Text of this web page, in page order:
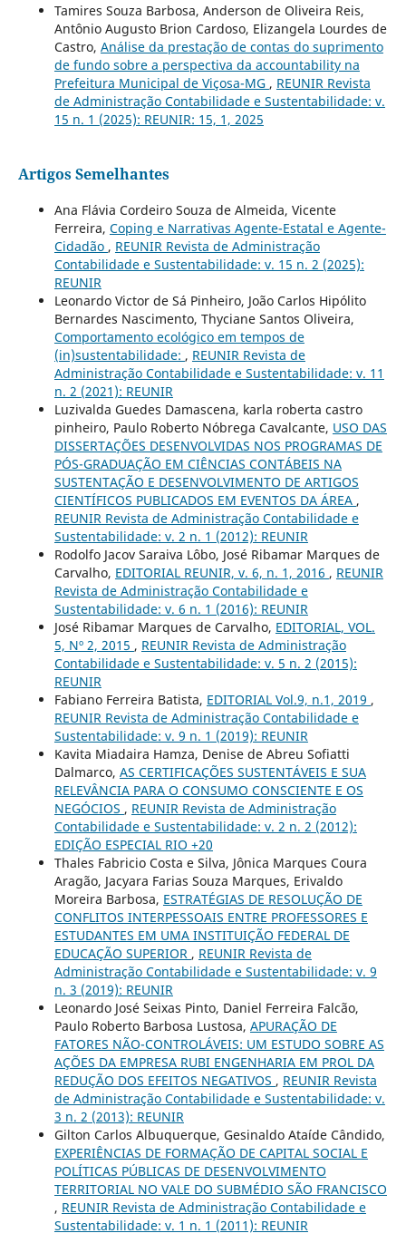
Tamires Souza Barbosa, Anderson de Oliveira Reis,
Antônio Augusto Brion Cardoso, Elizangela Lourdes de
Castro, Análise da prestação de contas do suprimento
de fundo sobre a perspectiva da accountability na
Prefeitura Municipal de Viçosa-MG , REUNIR Revista
de Administração Contabilidade e Sustentabilidade: v.
15 n. 1 (2025): REUNIR: 15, 1, 2025
Artigos Semelhantes
Ana Flávia Cordeiro Souza de Almeida, Vicente
Ferreira, Coping e Narrativas Agente-Estatal e Agente-
Cidadão , REUNIR Revista de Administração
Contabilidade e Sustentabilidade: v. 15 n. 2 (2025):
REUNIR
Leonardo Victor de Sá Pinheiro, João Carlos Hipólito
Bernardes Nascimento, Thyciane Santos Oliveira,
Comportamento ecológico em tempos de
(in)sustentabilidade: , REUNIR Revista de
Administração Contabilidade e Sustentabilidade: v. 11
n. 2 (2021): REUNIR
Luzivalda Guedes Damascena, karla roberta castro
pinheiro, Paulo Roberto Nóbrega Cavalcante, USO DAS
DISSERTAÇÕES DESENVOLVIDAS NOS PROGRAMAS DE
PÓS-GRADUAÇÃO EM CIÊNCIAS CONTÁBEIS NA
SUSTENTAÇÃO E DESENVOLVIMENTO DE ARTIGOS
CIENTÍFICOS PUBLICADOS EM EVENTOS DA ÁREA ,
REUNIR Revista de Administração Contabilidade e
Sustentabilidade: v. 2 n. 1 (2012): REUNIR
Rodolfo Jacov Saraiva Lôbo, José Ribamar Marques de
Carvalho, EDITORIAL REUNIR, v. 6, n. 1, 2016 , REUNIR
Revista de Administração Contabilidade e
Sustentabilidade: v. 6 n. 1 (2016): REUNIR
José Ribamar Marques de Carvalho, EDITORIAL, VOL.
5, Nº 2, 2015 , REUNIR Revista de Administração
Contabilidade e Sustentabilidade: v. 5 n. 2 (2015):
REUNIR
Fabiano Ferreira Batista, EDITORIAL Vol.9, n.1, 2019 ,
REUNIR Revista de Administração Contabilidade e
Sustentabilidade: v. 9 n. 1 (2019): REUNIR
Kavita Miadaira Hamza, Denise de Abreu Sofiatti
Dalmarco, AS CERTIFICAÇÕES SUSTENTÁVEIS E SUA
RELEVÂNCIA PARA O CONSUMO CONSCIENTE E OS
NEGÓCIOS , REUNIR Revista de Administração
Contabilidade e Sustentabilidade: v. 2 n. 2 (2012):
EDIÇÃO ESPECIAL RIO +20
Thales Fabricio Costa e Silva, Jônica Marques Coura
Aragão, Jacyara Farias Souza Marques, Erivaldo
Moreira Barbosa, ESTRATÉGIAS DE RESOLUÇÃO DE
CONFLITOS INTERPESSOAIS ENTRE PROFESSORES E
ESTUDANTES EM UMA INSTITUIÇÃO FEDERAL DE
EDUCAÇÃO SUPERIOR , REUNIR Revista de
Administração Contabilidade e Sustentabilidade: v. 9
n. 3 (2019): REUNIR
Leonardo José Seixas Pinto, Daniel Ferreira Falcão,
Paulo Roberto Barbosa Lustosa, APURAÇÃO DE
FATORES NÃO-CONTROLÁVEIS: UM ESTUDO SOBRE AS
AÇÕES DA EMPRESA RUBI ENGENHARIA EM PROL DA
REDUÇÃO DOS EFEITOS NEGATIVOS , REUNIR Revista
de Administração Contabilidade e Sustentabilidade: v.
3 n. 2 (2013): REUNIR
Gilton Carlos Albuquerque, Gesinaldo Ataíde Cândido,
EXPERIÊNCIAS DE FORMAÇÃO DE CAPITAL SOCIAL E
POLÍTICAS PÚBLICAS DE DESENVOLVIMENTO
TERRITORIAL NO VALE DO SUBMÉDIO SÃO FRANCISCO
, REUNIR Revista de Administração Contabilidade e
Sustentabilidade: v. 1 n. 1 (2011): REUNIR